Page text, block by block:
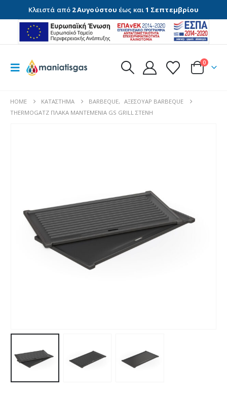
Κλειστά από 2 Αυγούστου έως και1 Σεπτεμβρίου
0
HOME ΚΑΤΆΣΤΗΜΑ BARBEQUE, ΑΞΕΣΟΥΆΡ BARBEQUE
THERMOGATZ ΠΛΑΚΑ ΜΑΝΤΕΜΕΝΙΑ GS GRILL ΣΤΕΝΗ